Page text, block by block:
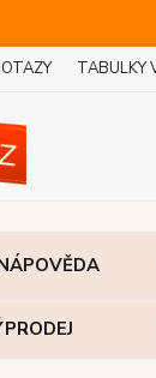
TABULKY